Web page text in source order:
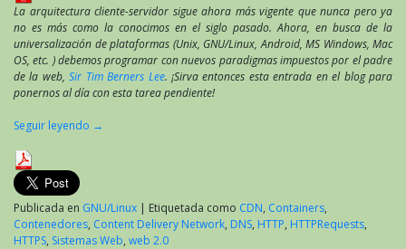
La arquitectura cliente-servidor sigue ahora más vigente que nunca pero ya
no es más como la conocimos en el siglo pasado. Ahora, en busca de la
universalización de plataformas (Unix, GNU/Linux, Android, MS Windows, Mac
OS, etc. ) debemos programar con nuevos paradigmas impuestos por el padre
de la web,Sir Tim Berners Lee. ¡Sirva entonces esta entrada en el blog para
ponernos al día con esta tarea pendiente!
Seguir leyendo →
Publicada en GNU/Linux | Etiquetada como CDN, Containers,
Contenedores, Content Delivery Network, DNS, HTTP, HTTPRequests,
HTTPS, Sistemas Web, web 2.0